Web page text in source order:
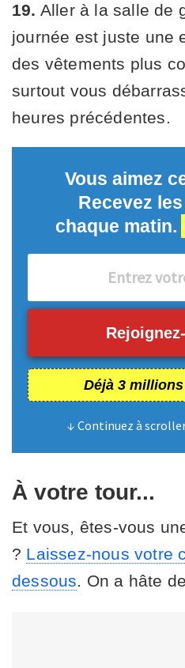
19. Aller à la salle de
journée est juste une
des vêtements plus
surtout vous
heures précédentes.
Vous aimez
Recevez
chaque matin.
Déjà 3
↓ Continuez à
À votre tour...
Et vous, êtes-vous
? Laissez-nous votre
dessous. On a hâte